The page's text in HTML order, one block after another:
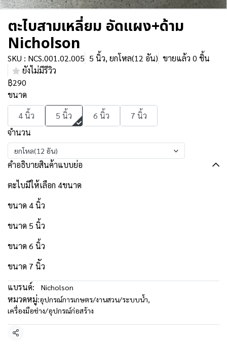
ตะไบสามเหลี่ยม อัดแผง+ด้าม
Nicholson
SKU : NCS.001.02.005 5 นิ้ว, ยกโหล(12 อัน) ขายแล้ว 0 ชิ้น
ยังไม่มีรีวิว
฿290
ขนาด
4 นิ้ว
5 นิ้ว 6 นิ้ว
7 นิ้ว
จำนวน
ยกโหล(12 อัน)
คำอธิบายสินค้าแบบย่อ
ตะไบมีให้เลือก 4ขนาด
ขนาด 4 นิ้ว
ขนาด 5 นิ้ว
ขนาด 6 นิ้ว
ขนาด 7 นิัว
แบรนด์:
Nicholson
หมวดหมู่:อุปกรณ์การเกษตร/งานสวน/ระบบน้ำ,
เครื่องมือช่าง/อุปกรณ์ก่อสร้าง
แชร์